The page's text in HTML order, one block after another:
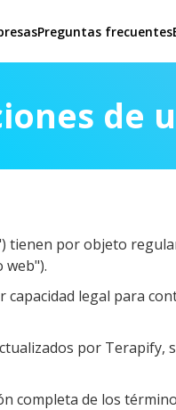
Preguntas frecuentes
de
tienen por objeto
web").
capacidad legal para
por Terapify,
completa de los